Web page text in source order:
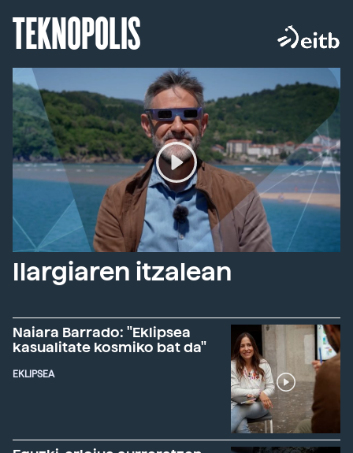
TEKNOPOLIS
Ilargiaren itzalean
Naiara Barrado: "Eklipsea
kasualitate kosmiko bat da"
EKLIPSEA